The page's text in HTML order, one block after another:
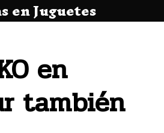
en Juguetes
en
también